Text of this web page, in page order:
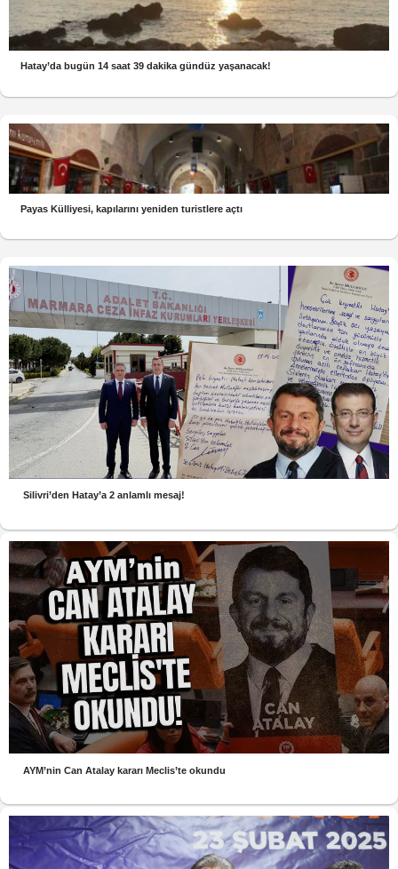
Hatay’da bugün 14 saat 39 dakika gündüz yaşanacak!
Payas Külliyesi, kapılarını yeniden turistlere açtı
Silivri’den Hatay’a 2 anlamlı mesaj!
AYM’nin Can Atalay kararı Meclis’te okundu